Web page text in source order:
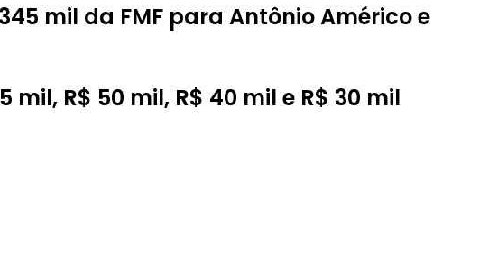
mil da FMF para Antônio Américo e
R$ 50 mil, R$ 40 mil e R$ 30 mil